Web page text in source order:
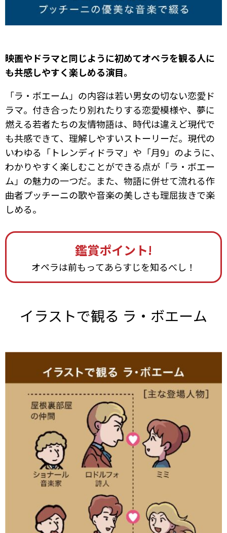
映画やドラマと同じように初めてオペラを観る人に
も共感しやすく楽しめる演目。
「ラ・ボエーム」の内容は若い男女の切ない恋愛ド
ラマ。付き合ったり別れたりする恋愛模様や、夢に
燃える若者たちの友情物語は、時代は違えど現代で
も共感できて、理解しやすいストーリーだ。現代の
いわゆる「トレンディドラマ」や「月9」のように、
わかりやすく楽しむことができる点が「ラ・ボエー
ム」の魅力の一つだ。また、物語に併せて流れる作
曲者プッチーニの歌や音楽の美しさも理屈抜きで楽
しめる。
鑑賞ポイント!
オペラは前もってあらすじを知るべし！
イラストで観る ラ・ボエーム